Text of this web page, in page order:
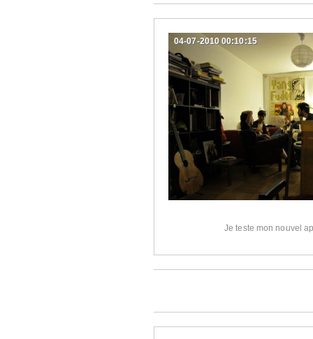
Je teste mon nouvel
04-07-2010 00:10:15